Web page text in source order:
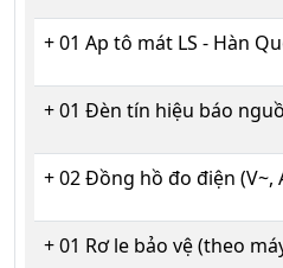
+ 01 Ap tô mát LS - Hàn
+ 01 Đèn tín hiệu báo
+ 02 Đồng hồ đo điện (V~,
+ 01 Rơ le bảo vệ (theo